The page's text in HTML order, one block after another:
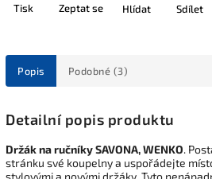
Tisk Zeptat se Hlídat Sdílet
Popis Podobné (3)
Detailní popis produktu
Držák na ručníky SAVONA, WENKO.
stránku své koupelny a uspořádejte
stylovými a novými držáky. Tyto